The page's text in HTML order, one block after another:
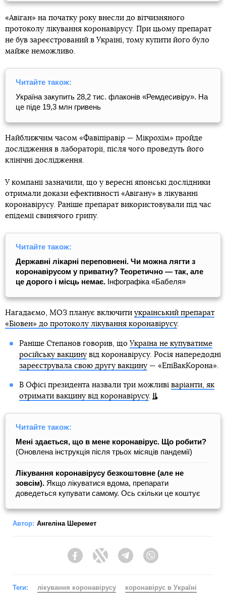
«Авіган» на початку року внесли до вітчизняного
протоколу лікування коронавірусу. При цьому препарат
не був зареєстрований в Україні, тому купити його було
майже неможливо.
Читайте також:
Україна закупить 28,2 тис. флаконів «Ремдесивіру». На
це піде 19,3 млн гривень
Найближчим часом «Фавіпіравір — Мікрохім» пройде
дослідження в лабораторії, після чого проведуть його
клінічні дослідження.
У компанії зазначили, що у вересні японські дослідники
отримали докази ефективності «Авігану» в лікуванні
коронавірусу. Раніше препарат використовували під час
епідемії свинячого грипу.
Читайте також:
Державні лікарні переповнені. Чи можна лягти з
коронавірусом у приватну? Теоретично — так, але
це дорого і місць немає. Інфографіка «Бабеля»
Нагадаємо, МОЗ планує включити український препарат
«Біовен» до протоколу лікування коронавірусу.
Раніше Степанов говорив, що Україна не купуватиме
російську вакцинувід коронавірусу. Росія напередодні
зареєструвала свою другу вакцину— «ЕпіВакКорона».
В Офісі президента назвали три можливі варіанти, як
отримати вакцину від коронавірусу.
Читайте також:
Мені здається, що в мене коронавірус. Що робити?
(Оновлена інструкція після трьох місяців пандемії)
Лікування коронавірусу безкоштовне (але не
зовсім). Якщо лікуватися вдома, препарати
доведеться купувати самому. Ось скільки це коштує
Автор: Ангеліна Шеремет
FacebookTwitter Telegram
Теги: лікування коронавірусу коронавірус в Україні